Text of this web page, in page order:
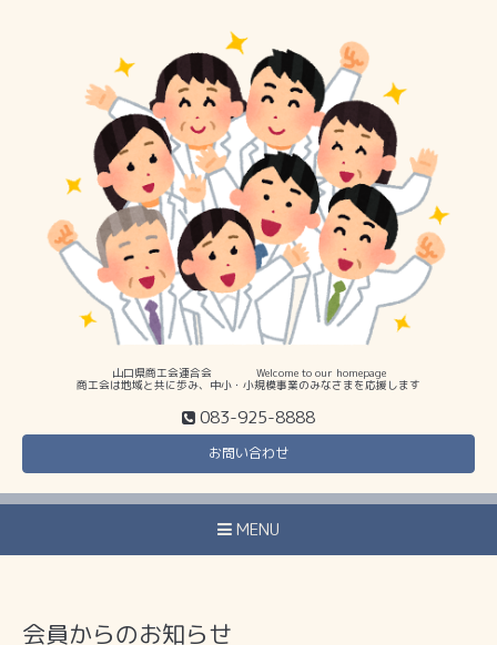
山口県商工会連合会 Welcome to our homepage
商工会は地域と共に歩み、中小・小規模事業のみなさまを応援します
083-925-8888
お問い合わせ
MENU
会員からのお知らせ